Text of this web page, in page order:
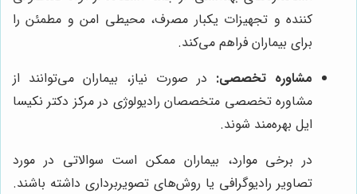
کننده و تجهیزات یکبار مصرف، محیطی امن و مطمئن را
برای بیماران فراهم می‌کند.
مشاوره تخصصی: در صورت نیاز، بیماران می‌توانند از
مشاوره تخصصی متخصصان رادیولوژی در مرکز دکتر نکیسا
ایل بهره‌مند شوند.
در برخی موارد، بیماران ممکن است سوالاتی در مورد
تصاویر رادیوگرافی یا روش‌های تصویربرداری داشته باشند.